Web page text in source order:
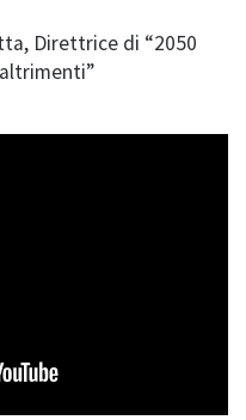
Direttrice di “2050